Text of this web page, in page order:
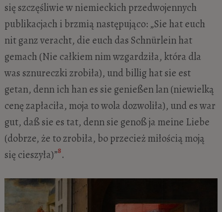
się szczęśliwie w niemieckich przedwojennych
publikacjach i brzmią następująco: „Sie hat euch
nit ganz veracht, die euch das Schnürlein hat
gemach (Nie całkiem nim wzgardziła, która dla
was sznureczki zrobiła), und billig hat sie est
getan, denn ich han es sie genießen lan (niewielką
cenę zapłaciła, moja to wola dozwoliła), und es war
gut, daß sie es tat, denn sie genoß ja meine Liebe
(dobrze, że to zrobiła, bo przecież miłością moją
się cieszyła)”8.